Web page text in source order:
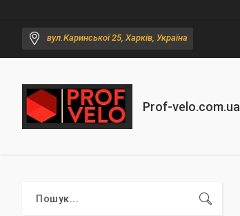
вул.Каринської 25, Харків, Україна
Prof-velo.com.ua